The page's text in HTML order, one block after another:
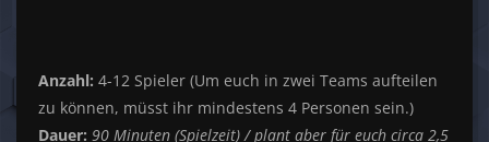
Anzahl: 4-12 Spieler (Um euch in zwei Teams aufteilen
zu können, müsst ihr mindestens 4 Personen sein.)
Dauer: 90 Minuten (Spielzeit) / plant aber für euch circa 2,5